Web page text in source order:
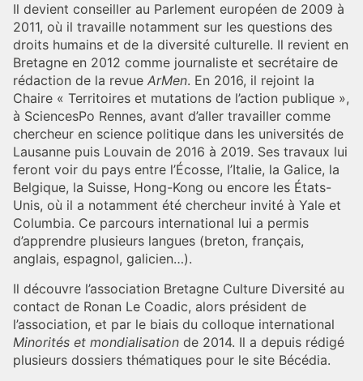
Il devient conseiller au Parlement européen de 2009 à
2011, où il travaille notamment sur les questions des
droits humains et de la diversité culturelle. Il revient en
Bretagne en 2012 comme journaliste et secrétaire de
rédaction de la revue ArMen. En 2016, il rejoint la
Chaire « Territoires et mutations de l’action publique »,
à SciencesPo Rennes, avant d’aller travailler comme
chercheur en science politique dans les universités de
Lausanne puis Louvain de 2016 à 2019. Ses travaux lui
feront voir du pays entre l’Écosse, l’Italie, la Galice, la
Belgique, la Suisse, Hong-Kong ou encore les États-
Unis, où il a notamment été chercheur invité à Yale et
Columbia. Ce parcours international lui a permis
d’apprendre plusieurs langues (breton, français,
anglais, espagnol, galicien…).
Il découvre l’association Bretagne Culture Diversité au
contact de Ronan Le Coadic, alors président de
l’association, et par le biais du colloque international
Minorités et mondialisation de 2014. Il a depuis rédigé
plusieurs dossiers thématiques pour le site Bécédia.